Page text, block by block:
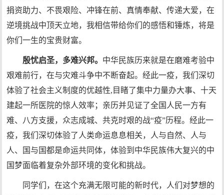
捐资助力、不畏艰险、冲锋在前、真情奉献、传递大爱，在
逆境挑战中顶天立地，我相信带给你们的感悟和锤炼，将是
你们一生的宝贵财富。
殷忧启圣，多难兴邦。 中华民族历来就是在磨难考验中
艰难前行，在与灾难斗争中不断奋起。经此一疫，我们深切
体验了社会主义制度的优越性,目睹了集中力量办大事、十天
建起一所医院的惊人效率；亲历并见证了全国人民一方有
难、八方支援，众志成城、共克时艰的战“疫”历程。经此一
疫，我们深切体验了人类命运息息相关，人与自然、人与
人、国与国都是命运共同体，体验到中华民族伟大复兴的中
国梦面临着复杂外部环境的变化和挑战。
同学们，在这个充满无限可能的新时代，人们对梦想的